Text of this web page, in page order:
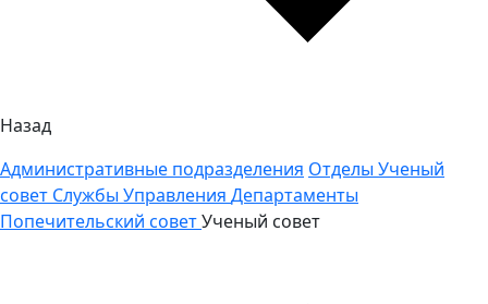
Назад
Административные подразделения Отделы Ученый
совет Службы Управления Департаменты
Попечительский советУченый совет